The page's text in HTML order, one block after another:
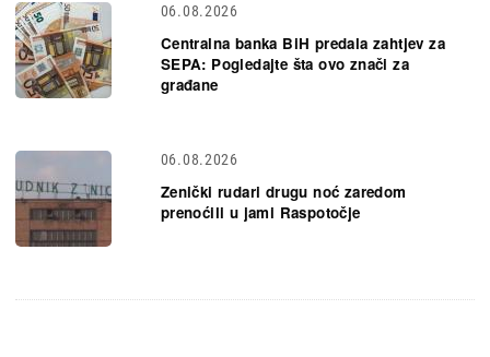
06.08.2026
Centralna banka BiH predala zahtjev za
SEPA: Pogledajte šta ovo znači za
građane
06.08.2026
Zenički rudari drugu noć zaredom
prenoćili u jami Raspotočje